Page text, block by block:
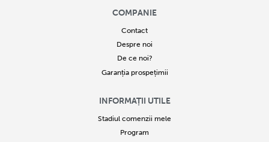
COMPANIE
Contact
Despre noi
De ce noi?
Garanția prospețimii
INFORMAȚII UTILE
Stadiul comenzii mele
Program